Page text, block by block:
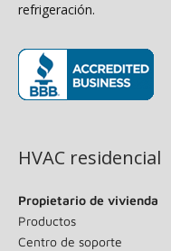
refrigeración.
HVAC residencial
Propietario de vivienda
Productos
Centro de soporte